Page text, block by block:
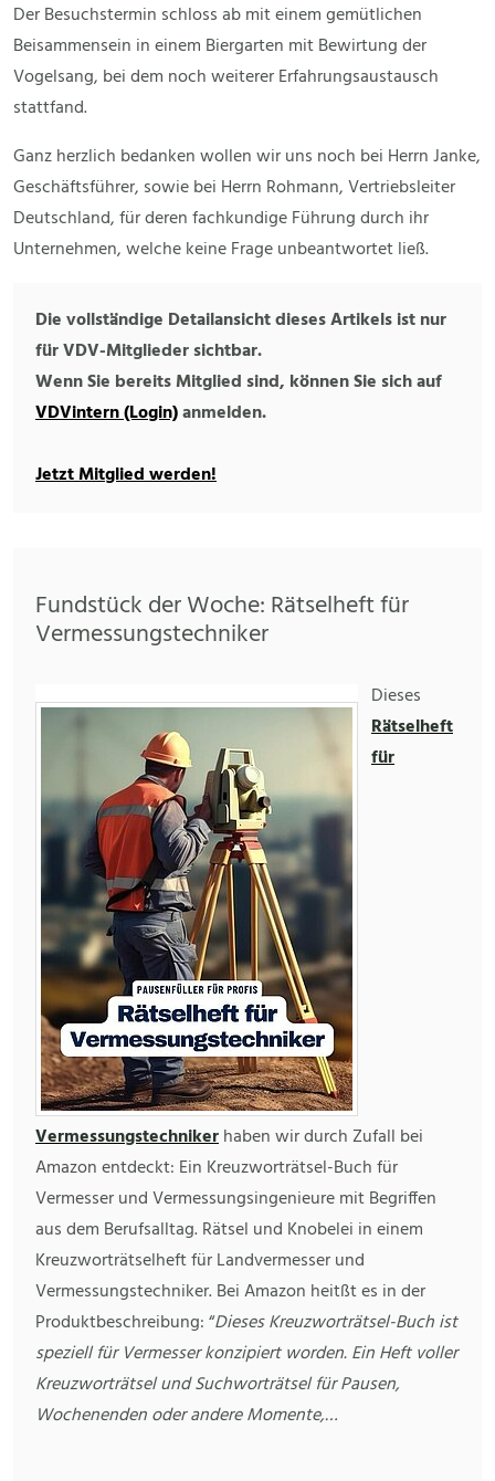
Der Besuchstermin schloss ab mit einem gemütlichen
Beisammensein in einem Biergarten mit Bewirtung der
Vogelsang, bei dem noch weiterer Erfahrungsaustausch
stattfand.
Ganz herzlich bedanken wollen wir uns noch bei Herrn Janke,
Geschäftsführer, sowie bei Herrn Rohmann, Vertriebsleiter
Deutschland, für deren fachkundige Führung durch ihr
Unternehmen, welche keine Frage unbeantwortet ließ.
Die vollständige Detailansicht dieses Artikels ist nur
für VDV-Mitglieder sichtbar.
Wenn Sie bereits Mitglied sind, können Sie sich auf
VDVintern (Login)anmelden.
Jetzt Mitglied werden!
Fundstück der Woche: Rätselheft für
Vermessungstechniker
Dieses
Rätselheft
für
Vermessungstechnikerhaben wir durch Zufall bei
Amazon entdeckt: Ein Kreuzworträtsel-Buch für
Vermesser und Vermessungsingenieure mit Begriffen
aus dem Berufsalltag. Rätsel und Knobelei in einem
Kreuzworträtselheft für Landvermesser und
Vermessungstechniker. Bei Amazon heitßt es in der
Produktbeschreibung: “Dieses Kreuzworträtsel-Buch ist
speziell für Vermesser konzipiert worden. Ein Heft voller
Kreuzworträtsel und Suchworträtsel für Pausen,
Wochenenden oder andere Momente,…